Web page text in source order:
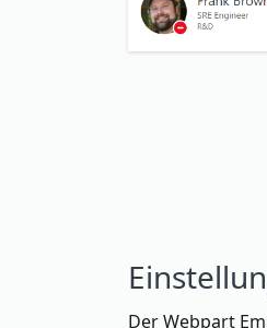
Der Webpart